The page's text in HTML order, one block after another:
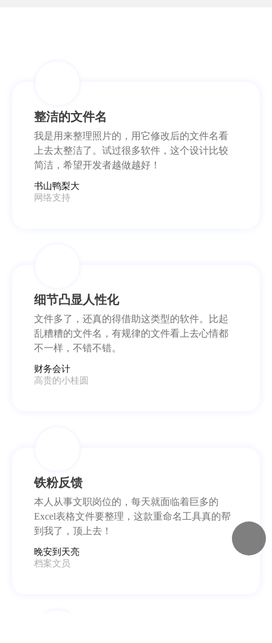
整洁的文件名
我是用来整理照片的，用它修改后的文件名看
上去太整洁了。试过很多软件，这个设计比较
简洁，希望开发者越做越好！
书山鸭梨大
网络支持
细节凸显人性化
文件多了，还真的得借助这类型的软件。比起
乱糟糟的文件名，有规律的文件看上去心情都
不一样，不错不错。
财务会计
高贵的小桂圆
铁粉反馈
本人从事文职岗位的，每天就面临着巨多的
Excel表格文件要整理，这款重命名工具真的帮
到我了，顶上去！
晚安到天亮
档案文员